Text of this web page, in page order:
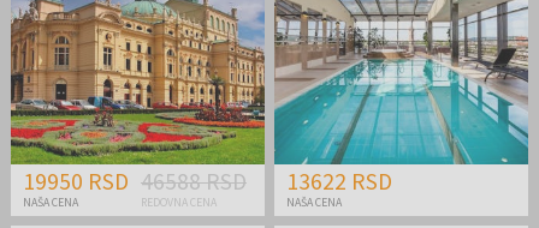
19950 RSD
NAŠA CENA
46588 RSD
REDOVNA CENA
13622 RSD
NAŠA CENA